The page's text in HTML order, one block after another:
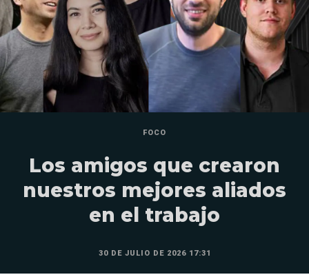
FOCO
Los amigos que crearon
nuestros mejores aliados
en el trabajo
30 DE JULIO DE 2026 17:31